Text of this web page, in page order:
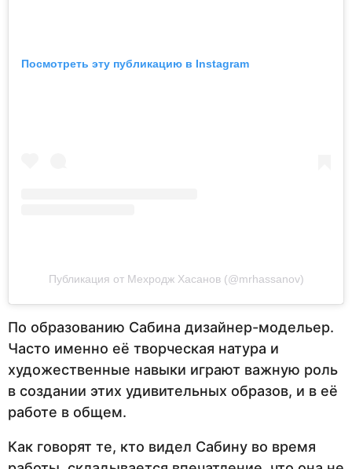
Посмотреть эту публикацию в Instagram
Публикация от Мехродж Хасанов (@mrhassanov)
По образованию Сабина дизайнер-модельер.
Часто именно её творческая натура и
художественные навыки играют важную роль
в создании этих удивительных образов, и в её
работе в общем.
Как говорят те, кто видел Сабину во время